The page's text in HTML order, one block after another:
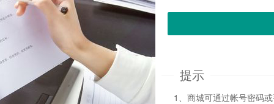
提示
1、商城可通过帐号密码